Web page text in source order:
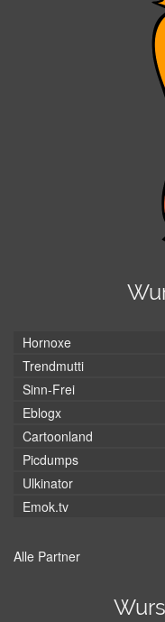
Hornoxe
Trendmutti
Sinn-Frei
Eblogx
Cartoonland
Picdumps
Ulkinator
Emok.tv
Alle Partner